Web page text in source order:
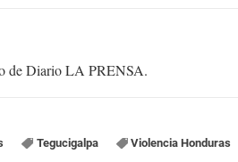
de Diario LA PRENSA.
Tegucigalpa Violencia Honduras